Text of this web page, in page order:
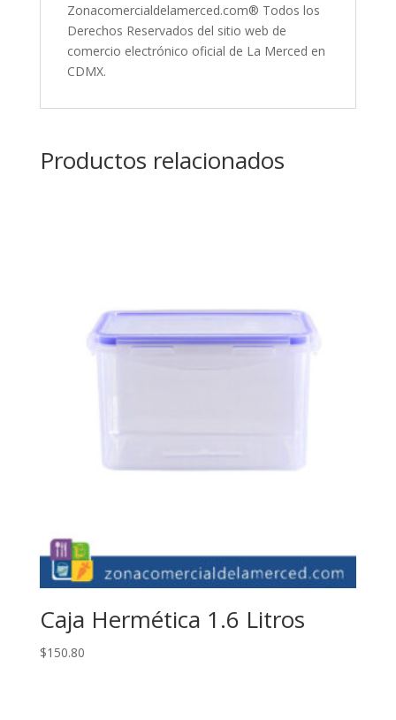
Zonacomercialdelamerced.com® Todos los
Derechos Reservados del sitio web de
comercio electrónico oficial de La Merced en
CDMX.
Productos relacionados
Caja Hermética 1.6 Litros
$150.80